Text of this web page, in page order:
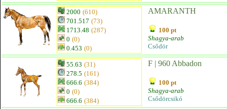
2000 (610)
701.517 (73)
1713.48 (287)
0 (0)
0.453 (0)
AMARANTH
100 pt
Shagya-arab
Csődör
55.63 (31)
278.5 (161)
666.6 (384)
0 (0)
666.6 (384)
F | 960 Abbadon
100 pt
Shagya-arab
Csődörcsikó